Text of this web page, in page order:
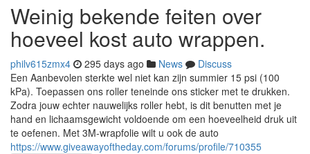
Weinig bekende feiten over
hoeveel kost auto wrappen.
philv615zmx4 295 days ago News
Discuss
Een Aanbevolen sterkte wel niet kan zijn summier 15 psi (100
kPa). Toepassen ons roller teneinde ons sticker met te drukken.
Zodra jouw echter nauwelijks roller hebt, is dit benutten met je
hand en lichaamsgewicht voldoende om een hoeveelheid druk uit
te oefenen. Met 3M-wrapfolie wilt u ook de auto
https://www.giveawayoftheday.com/forums/profile/710355